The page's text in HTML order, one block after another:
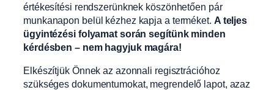
értékesítési rendszerünknek köszönhetően pár
munkanapon belül kézhez kapja a terméket. A teljes
ügyintézési folyamat során segítünk minden
kérdésben – nem hagyjuk magára!
Elkészítjük Önnek az azonnali regisztrációhoz
szükséges dokumentumokat, megrendelő lapot, azaz